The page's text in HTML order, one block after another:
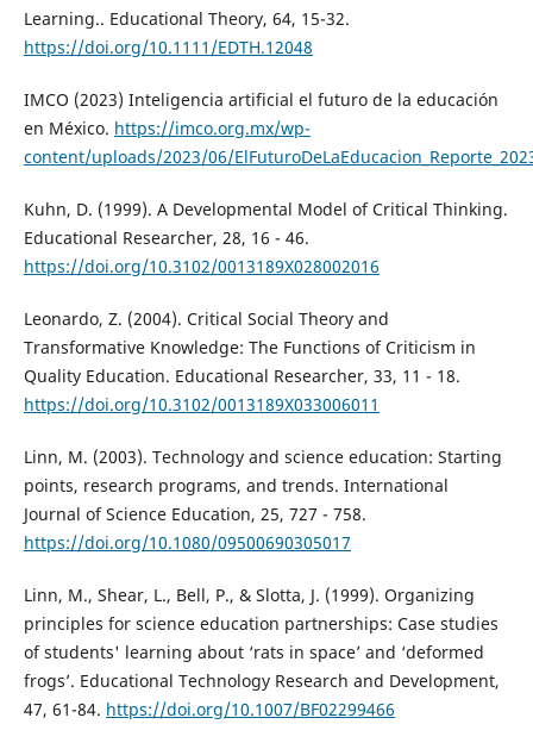
Learning.. Educational Theory, 64, 15-32.
https://doi.org/10.1111/EDTH.12048
IMCO (2023) Inteligencia artificial el futuro de la educación
en México. https://imco.org.mx/wp-
content/uploads/2023/06/
Kuhn, D. (1999). A Developmental Model of Critical Thinking.
Educational Researcher, 28, 16 - 46.
https://doi.org/10.3102/0013189X028002016
Leonardo, Z. (2004). Critical Social Theory and
Transformative Knowledge: The Functions of Criticism in
Quality Education. Educational Researcher, 33, 11 - 18.
https://doi.org/10.3102/0013189X033006011
Linn, M. (2003). Technology and science education: Starting
points, research programs, and trends. International
Journal of Science Education, 25, 727 - 758.
https://doi.org/10.1080/09500690305017
Linn, M., Shear, L., Bell, P., & Slotta, J. (1999). Organizing
principles for science education partnerships: Case studies
of students' learning about ‘rats in space’ and ‘deformed
frogs’. Educational Technology Research and Development,
47, 61-84. https://doi.org/10.1007/BF02299466